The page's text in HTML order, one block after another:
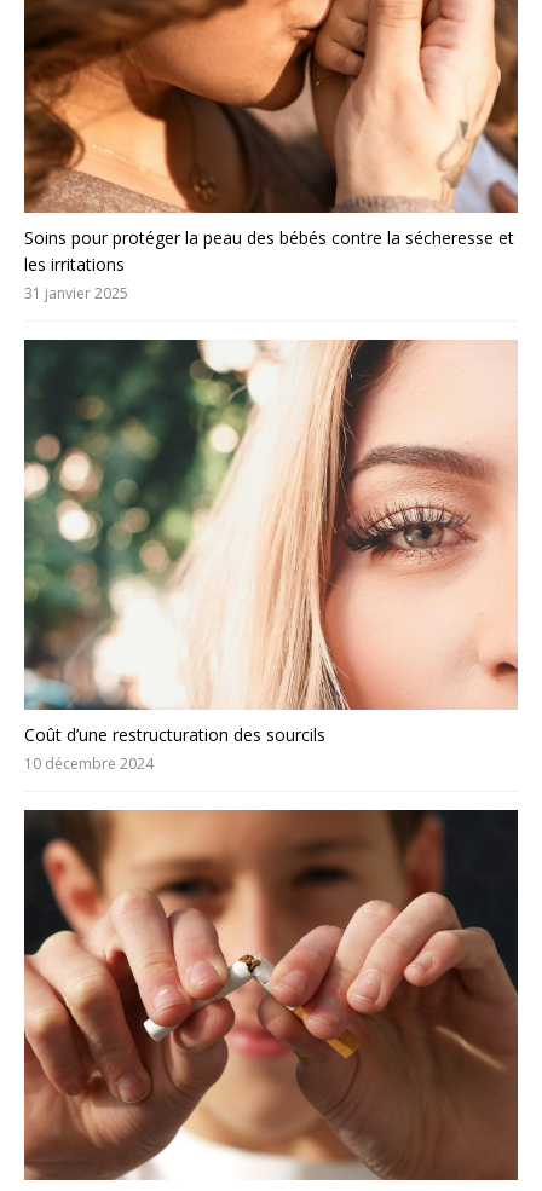
Soins pour protéger la peau des bébés contre la sécheresse et
les irritations
31 janvier 2025
Coût d’une restructuration des sourcils
10 décembre 2024